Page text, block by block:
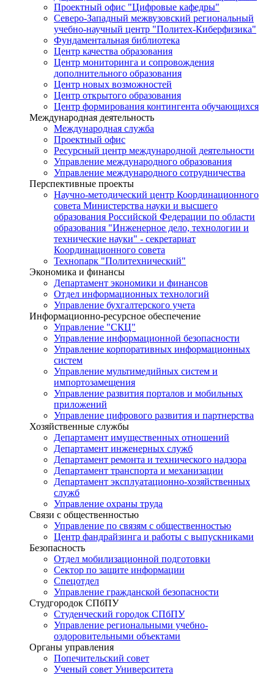
Проектный офис "Цифровые кафедры"
Северо-Западный межвузовский региональный
учебно-научный центр "Политех-Киберфизика"
Фундаментальная библиотека
Центр качества образования
Центр мониторинга и сопровождения
дополнительного образования
Центр новых возможностей
Центр открытого образования
Центр формирования контингента обучающихся
Международная деятельность
Международная служба
Проектный офис
Ресурсный центр международной деятельности
Управление международного образования
Управление международного сотрудничества
Перспективные проекты
Научно-методический центр Координационного
совета Министерства науки и высшего
образования Российской Федерации по области
образования "Инженерное дело, технологии и
технические науки" - секретариат
Координационного совета
Технопарк "Политехнический"
Экономика и финансы
Департамент экономики и финансов
Отдел информационных технологий
Управление бухгалтерского учета
Информационно-ресурсное обеспечение
Управление "СКЦ"
Управление информационной безопасности
Управление корпоративных информационных
систем
Управление мультимедийных систем и
импортозамещения
Управление развития порталов и мобильных
приложений
Управление цифрового развития и партнерства
Хозяйственные службы
Департамент имущественных отношений
Департамент инженерных служб
Департамент ремонта и технического надзора
Департамент транспорта и механизации
Департамент эксплуатационно-хозяйственных
служб
Управление охраны труда
Связи с общественностью
Управление по связям с общественностью
Центр фандрайзинга и работы с выпускниками
Безопасность
Отдел мобилизационной подготовки
Сектор по защите информации
Спецотдел
Управление гражданской безопасности
Студгородок СПбПУ
Студенческий городок СПбПУ
Управление региональными учебно-
оздоровительными объектами
Органы управления
Попечительский совет
Ученый совет Университета